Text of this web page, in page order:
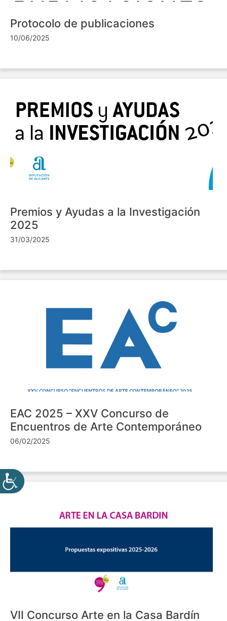
Protocolo de publicaciones
10/06/2025
Premios y Ayudas a la Investigación
2025
31/03/2025
EAC 2025 – XXV Concurso de
Encuentros de Arte Contemporáneo
06/02/2025
VII Concurso Arte en la Casa Bardín